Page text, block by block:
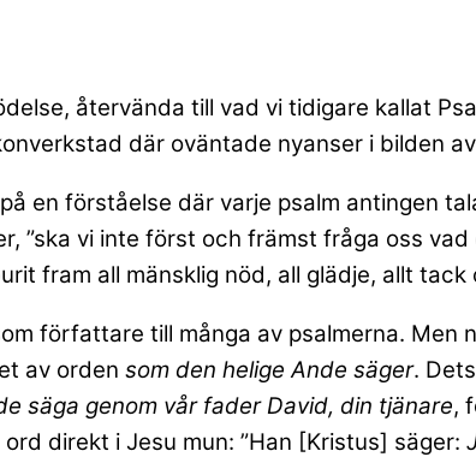
återvända till vad vi tidigare kallat
där oväntade nyanser i bilden
en förståelse där varje psalm antingen
”ska vi inte först och främst fråga oss
fram all mänsklig nöd, all glädje, allt
författare till många av psalmerna.
av orden som den helige Ande säger.
säga genom vår fader David, din tjänare,
direkt i Jesu mun: ”Han [Kristus] säger: